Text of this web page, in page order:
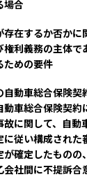
場合
存在するか否か
権利義務の主体
ための要件
自動車総合保険
動車総合保険契
故に関して、自動
に従い構成された
が確定したもの
会社間に不提訴